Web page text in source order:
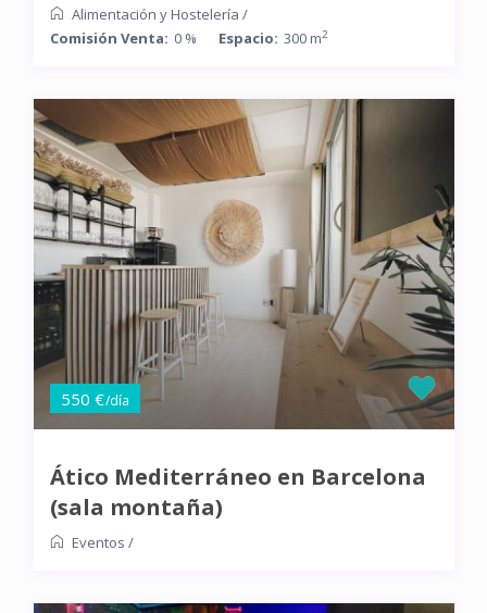
Alimentación y Hostelería /
Comisión Venta: 0 % Espacio: 300 m2
550 €/día
Ático Mediterráneo en Barcelona
(sala montaña)
Eventos /